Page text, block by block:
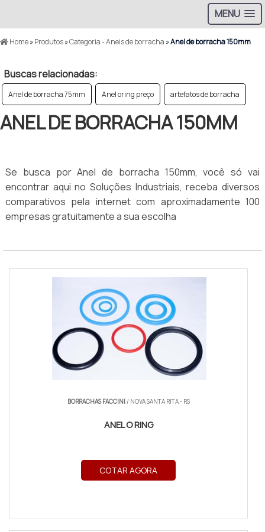
MENU
Home»Produtos»Categoria - Aneis de borracha »Anel de borracha 150mm
Buscas relacionadas:
Anel de borracha 75mm Anel oring preço artefatos de borracha
ANEL DE BORRACHA 150MM
Se busca por Anel de borracha 150mm, você só vai
encontrar aqui no Soluções Industriais, receba diversos
comparativos pela internet com aproximadamente 100
empresas gratuitamente a sua escolha
BORRACHAS FACCINI/ NOVA SANTA RITA - RS
ANEL O RING
COTAR AGORA